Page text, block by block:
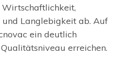
Langlebigkeit ab. Auf
ein deutlich
erreichen.